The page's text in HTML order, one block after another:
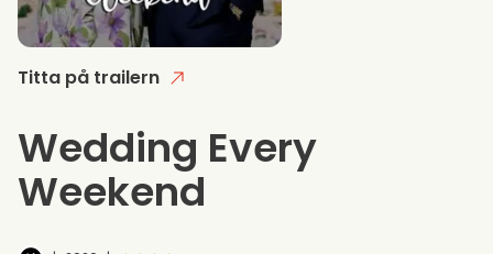
Titta på trailern
Wedding Every
Weekend